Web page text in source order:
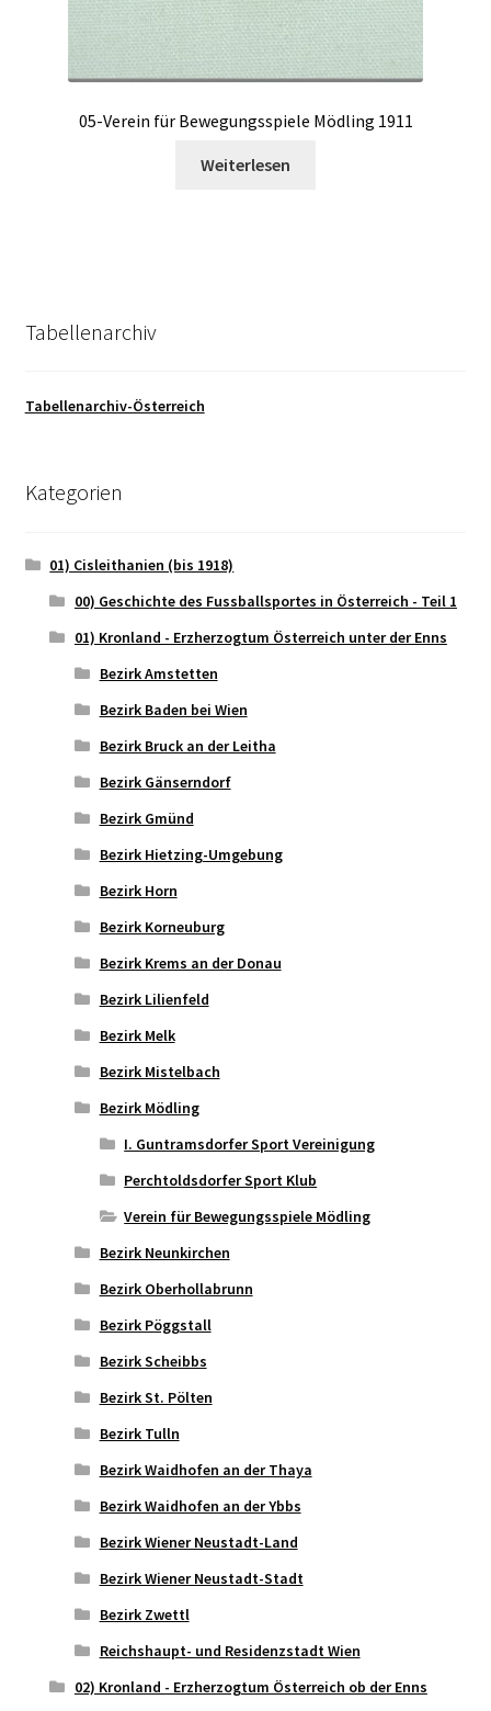
05-Verein für Bewegungsspiele Mödling 1911
Weiterlesen
Tabellenarchiv
Tabellenarchiv-Österreich
Kategorien
01) Cisleithanien (bis 1918)
00) Geschichte des Fussballsportes in Österreich - Teil 1
01) Kronland - Erzherzogtum Österreich unter der Enns
Bezirk Amstetten
Bezirk Baden bei Wien
Bezirk Bruck an der Leitha
Bezirk Gänserndorf
Bezirk Gmünd
Bezirk Hietzing-Umgebung
Bezirk Horn
Bezirk Korneuburg
Bezirk Krems an der Donau
Bezirk Lilienfeld
Bezirk Melk
Bezirk Mistelbach
Bezirk Mödling
I. Guntramsdorfer Sport Vereinigung
Perchtoldsdorfer Sport Klub
Verein für Bewegungsspiele Mödling
Bezirk Neunkirchen
Bezirk Oberhollabrunn
Bezirk Pöggstall
Bezirk Scheibbs
Bezirk St. Pölten
Bezirk Tulln
Bezirk Waidhofen an der Thaya
Bezirk Waidhofen an der Ybbs
Bezirk Wiener Neustadt-Land
Bezirk Wiener Neustadt-Stadt
Bezirk Zwettl
Reichshaupt- und Residenzstadt Wien
02) Kronland - Erzherzogtum Österreich ob der Enns